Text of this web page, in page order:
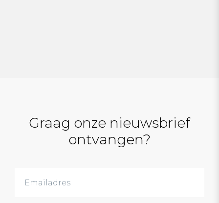
Graag onze nieuwsbrief
ontvangen?